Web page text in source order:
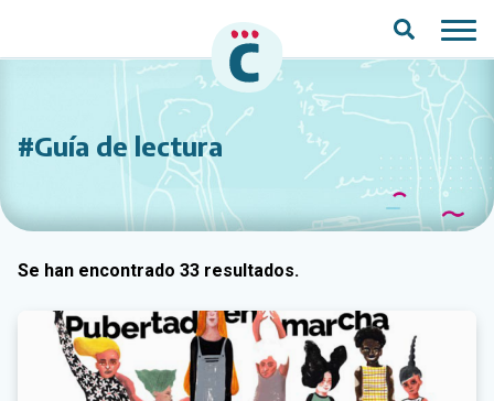
#Guía de lectura
Se han encontrado 33 resultados.